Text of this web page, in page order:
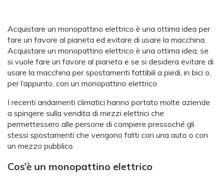
Acquistare un monopattino elettrico è una ottima idea per
fare un favore al pianeta ed evitare di usare la macchina.
Acquistare un monopattino elettrico è una ottima idea, se
si vuole fare un favore al pianeta e se si desidera evitare di
usare la macchina per spostamenti fattibili a piedi, in bici o,
per l’appunto, con un monopattino elettrico.
I recenti andamenti climatici hanno portato molte aziende
a spingere sulla vendita di mezzi elettrici che
permettessero alle persone di compiere pressoché gli
stessi spostamenti che vengono fatti con una auto o con
un mezzo pubblico.
Cos’è un monopattino elettrico